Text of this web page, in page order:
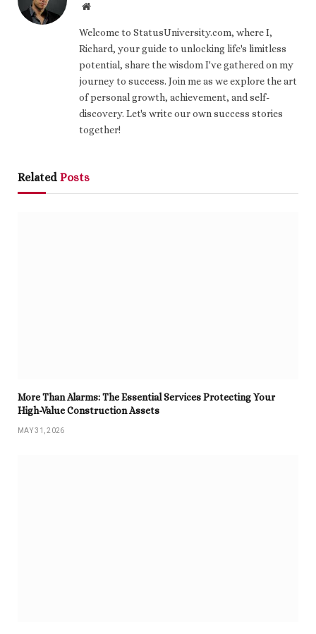
Website
Welcome to StatusUniversity.com, where I,
Richard, your guide to unlocking life's limitless
potential, share the wisdom I've gathered on my
journey to success. Join me as we explore the art
of personal growth, achievement, and self-
discovery. Let's write our own success stories
together!
Related Posts
More Than Alarms: The Essential Services Protecting Your
High-Value Construction Assets
MAY 31, 2026